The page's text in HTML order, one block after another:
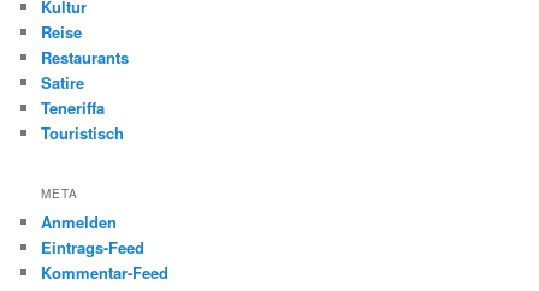
Kultur
Reise
Restaurants
Satire
Teneriffa
Touristisch
META
Anmelden
Eintrags-Feed
Kommentar-Feed